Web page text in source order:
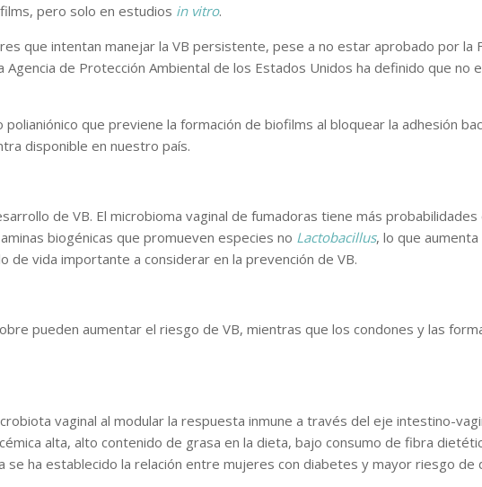
pero solo en estudios in vitro.
que intentan manejar la VB persistente, pese a no estar aprobado por la
de Protección Ambiental de los Estados Unidos ha definido que no
que previene la formación de biofilms al bloquear la adhesión
disponible en nuestro país.
de VB. El microbioma vaginal de fumadoras tiene más
biogénicas que promueven especies no Lactobacillus, lo que aumenta
vida importante a considerar en la prevención de VB.
pueden aumentar el riesgo de VB, mientras que los condones y las
vaginal al modular la respuesta inmune a través del eje intestino-
alta, alto contenido de grasa en la dieta, bajo consumo de fibra
se ha establecido la relación entre mujeres con diabetes y mayor riesgo de